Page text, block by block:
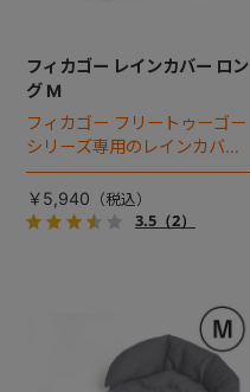
フィカゴー レインカバー ロン
グ M
フィカゴー フリートゥーゴー
シリーズ専用のレインカバ
ー。雨の日のお出かけも安
心。
￥5,940
3.5（2）